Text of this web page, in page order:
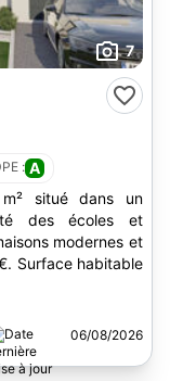
7
: A
situé dans un
des écoles et
modernes et
Surface habitable
06/08/2026